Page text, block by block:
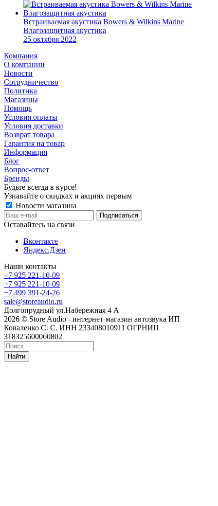
Встраиваемая акустика Bowers & Wilkins Marine
Влагозащитная акустика
25 октября 2022
Компания
О компании
Новости
Сотрудничество
Политика
Магазины
Помощь
Условия оплаты
Условия доставки
Возврат товара
Гарантия на товар
Информация
Блог
Вопрос-ответ
Бренды
Будьте всегда в курсе!
Узнавайте о скидках и акциях первым
Новости магазина
Оставайтесь на связи
Вконтакте
Яндекс.Дзен
Наши контакты
+7 925 221-10-09
+7 925 221-10-09
+7 499 391-24-26
sale@storeaudio.ru
Долгопрудный ул.Набережная 4 А
2026 © Store Audio - интернет-магазин автозвука ИП
Коваленко С. С. ИНН 233408010911 ОГРНИП
318325600060802
Найти